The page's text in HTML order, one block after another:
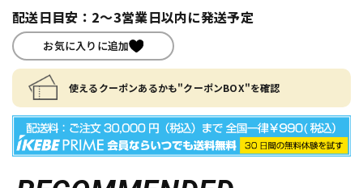
配送日目安：2～3営業日以内に発送予定
お気に入りに追加
使えるクーポンあるかも"クーポンBOX"を確認